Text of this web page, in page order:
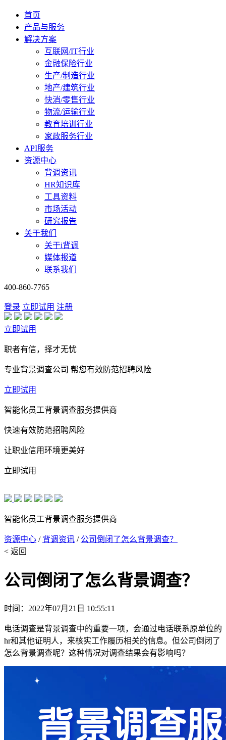
首页
产品与服务
解决方案
互联网/IT行业
金融保险行业
生产/制造行业
地产/建筑行业
快消/零售行业
物流/运输行业
教育培训行业
家政服务行业
API服务
资源中心
背调资讯
HR知识库
工具资料
市场活动
研究报告
关于我们
关于i背调
媒体报道
联系我们
400-860-7765
登录 立即试用 注册
立即试用
职者有信，择才无忧
专业背景调查公司 帮您有效防范招聘风险
立即试用
智能化员工背景调查服务提供商
快速有效防范招聘风险
让职业信用环境更美好
立即试用
智能化员工背景调查服务提供商
资源中心 / 背调资讯 / 公司倒闭了怎么背景调查？
< 返回
公司倒闭了怎么背景调查？
时间：2022年07月21日 10:55:11
电话调查是背景调查中的重要一项，会通过电话联系原单位的
hr和其他证明人，来核实工作履历相关的信息。但公司倒闭了
怎么背景调查呢？这种情况对调查结果会有影响吗？